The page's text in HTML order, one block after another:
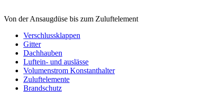
Von der Ansaugdüse bis zum Zuluftelement
Verschlussklappen
Gitter
Dachhauben
Luftein- und auslässe
Volumenstrom Konstanthalter
Zuluftelemente
Brandschutz